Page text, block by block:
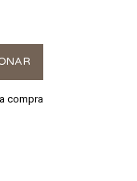
compra